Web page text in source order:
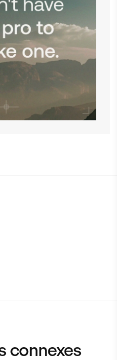
connexes